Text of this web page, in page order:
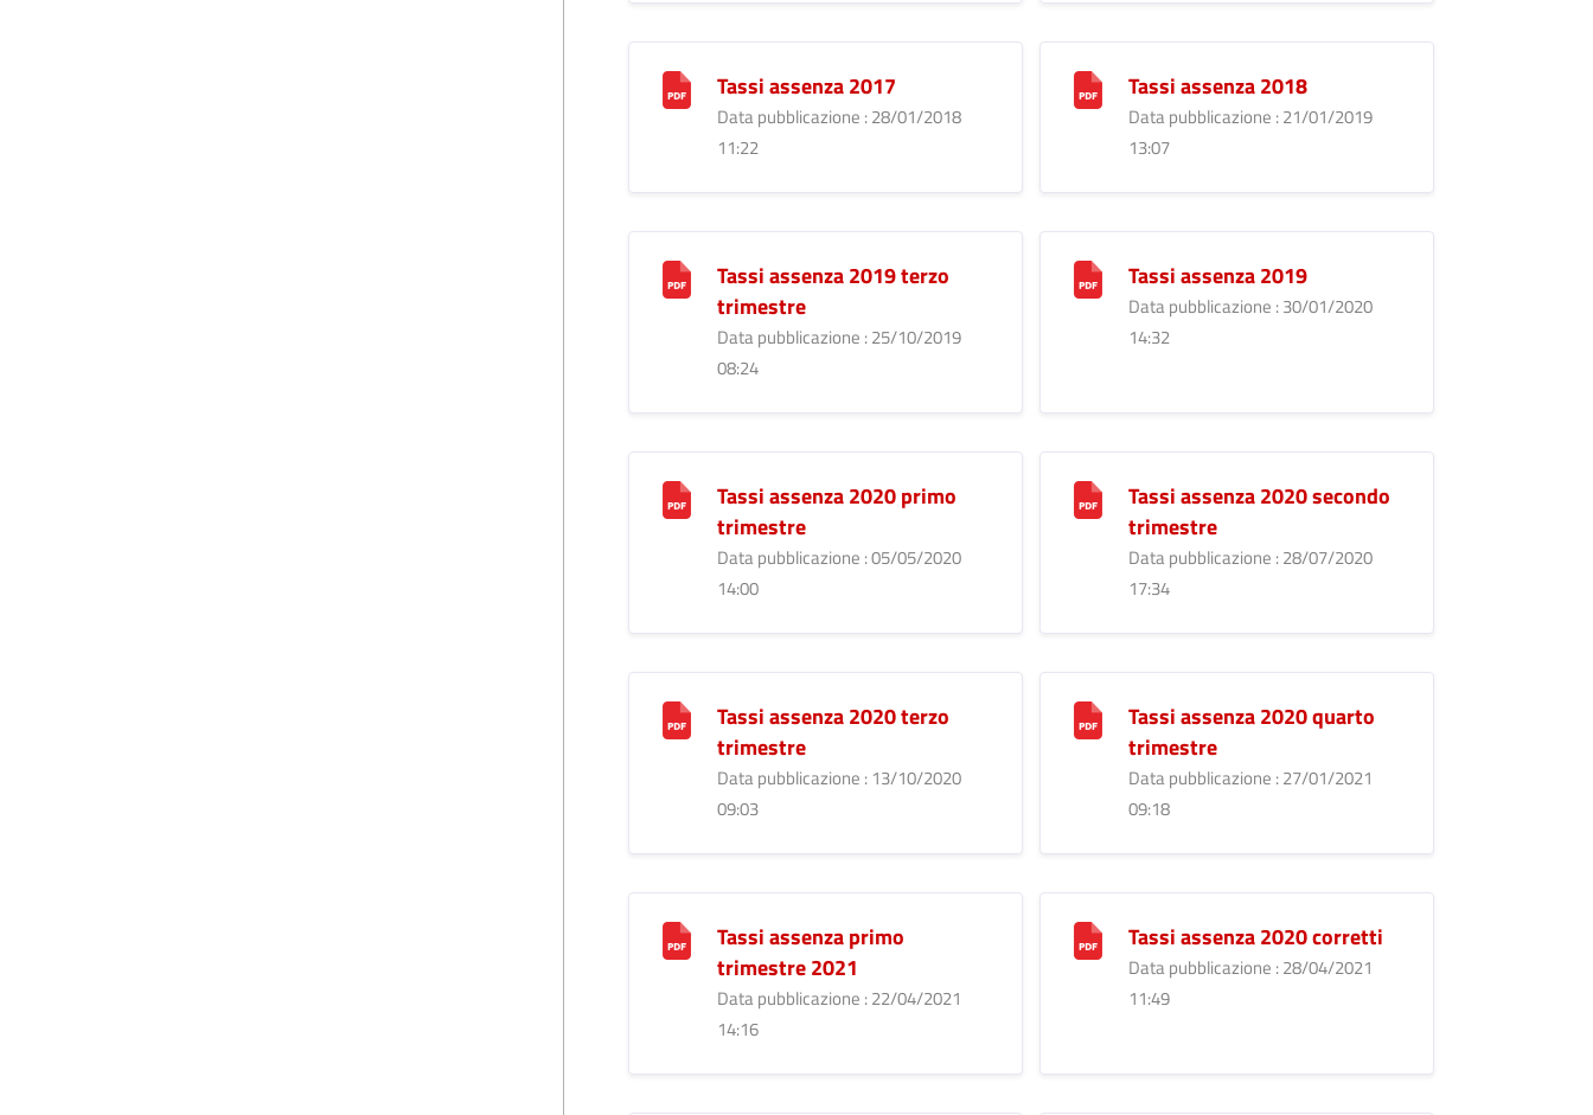
Tassi assenza 2017
Data pubblicazione : 28/01/2018
11:22
Tassi assenza 2018
Data pubblicazione : 21/01/2019
13:07
Tassi assenza 2019 terzo
trimestre
Data pubblicazione : 25/10/2019
08:24
Tassi assenza 2019
Data pubblicazione : 30/01/2020
14:32
Tassi assenza 2020 primo
trimestre
Data pubblicazione : 05/05/2020
14:00
Tassi assenza 2020 secondo
trimestre
Data pubblicazione : 28/07/2020
17:34
Tassi assenza 2020 terzo
trimestre
Data pubblicazione : 13/10/2020
09:03
Tassi assenza 2020 quarto
trimestre
Data pubblicazione : 27/01/2021
09:18
Tassi assenza primo
trimestre 2021
Data pubblicazione : 22/04/2021
14:16
Tassi assenza 2020 corretti
Data pubblicazione : 28/04/2021
11:49